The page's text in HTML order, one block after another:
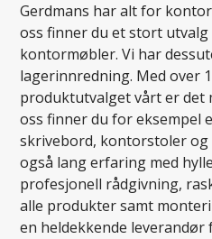
Gerdmans har alt for
oss finner du et stort utvalg
kontormøbler. Vi har
lagerinnredning. Med over
produktutvalget vårt er det
oss finner du for eksempel
skrivebord, kontorstoler og
også lang erfaring med
profesjonell rådgivning,
alle produkter samt
en heldekkende